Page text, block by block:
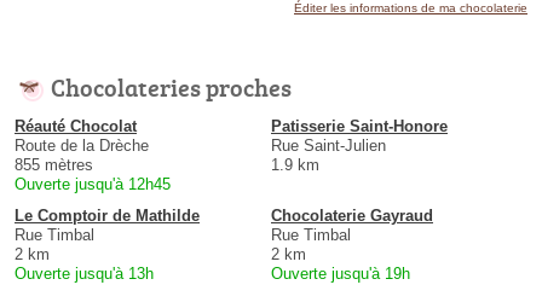
Éditer les informations de ma chocolaterie
Chocolateries proches
Réauté Chocolat
Route de la Drèche
855 mètres
Ouverte jusqu'à 12h45
Patisserie Saint-Honore
Rue Saint-Julien
1.9 km
Le Comptoir de Mathilde
Rue Timbal
2 km
Ouverte jusqu'à 13h
Chocolaterie Gayraud
Rue Timbal
2 km
Ouverte jusqu'à 19h